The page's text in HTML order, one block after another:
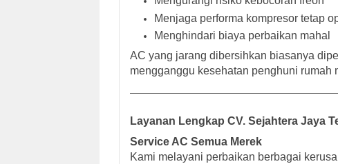
Menjaga performa kompresor tetap
Menghindari biaya perbaikan mahal
AC yang jarang dibersihkan biasanya
mengganggu kesehatan penghuni rumah
Layanan Lengkap CV. Sejahtera Jaya
Service AC Semua Merek
Kami melayani perbaikan berbagai